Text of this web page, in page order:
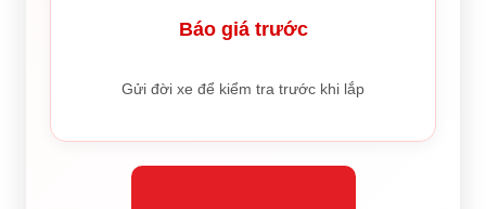
Báo giá trước
Gửi đời xe để kiểm tra trước khi lắp